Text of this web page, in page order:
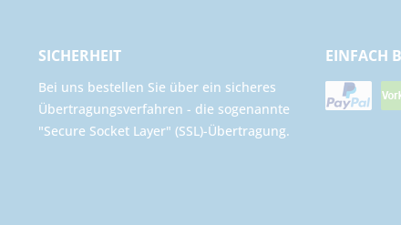
SICHERHEIT
Bei uns bestellen Sie über ein sicheres
Übertragungsverfahren - die sogenannte
"Secure Socket Layer" (SSL)-Übertragung.
EINFACH